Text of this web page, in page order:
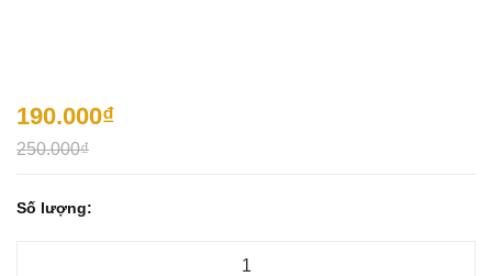
190.000₫
250.000₫
Số lượng: